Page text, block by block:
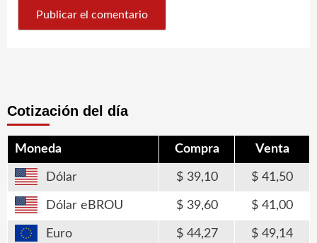
Cotización del día
Moneda Compra Venta
Dólar 39,10 41,50
Dólar eBROU 39,60 41,00
Euro 44,27 49,14